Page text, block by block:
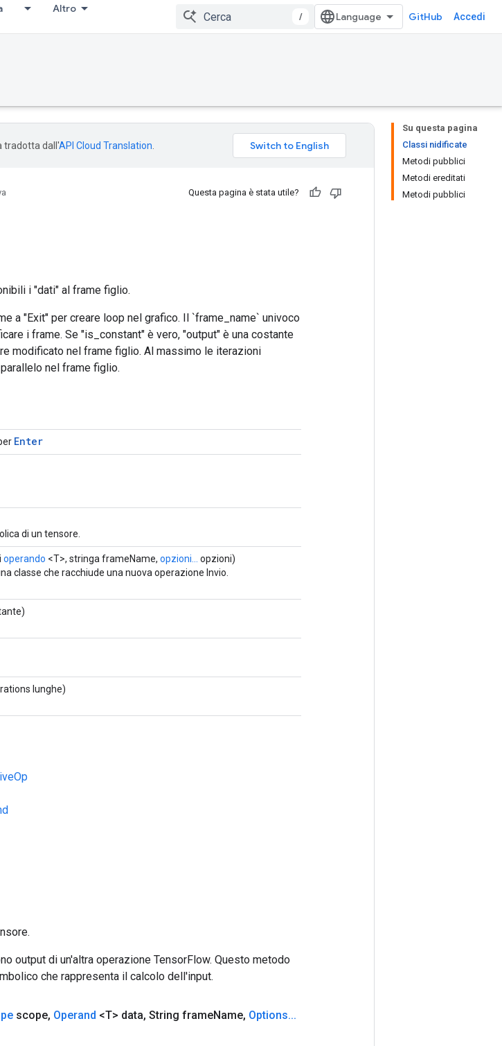
Altro
/ GitHub Accedi
Su questa pagina
Classi nidificate
Metodi pubblici
Metodi ereditati
Metodi pubblici
tradotta dall'API Cloud Translation
Questa pagina è stata utile?
i "dati" al frame figlio.
a "Exit" per creare loop nel grafico. Il `frame_name` univoco
i frame. Se "is_constant" è vero, "output" è una costante
modificato nel frame figlio. Al massimo le iterazioni
nel frame figlio.
Enter
di un tensore.
operando <T>, stringa frameName, opzioni...
opzioni)
classe che racchiude una nuova operazione Invio.
lunghe)
output di un'altra operazione TensorFlow. Questo metodo
che rappresenta il calcolo dell'input.
scope, Operand <T> data, String frameName, Options...